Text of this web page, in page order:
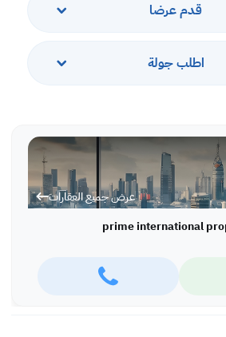
قدم عرضا
اطلب جولة
عرض جميع العقارات
prime international